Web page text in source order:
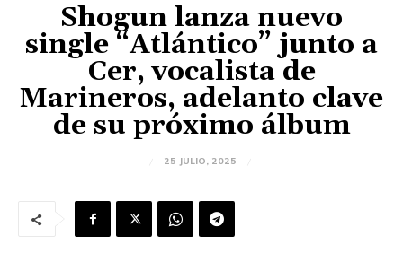
Shogun lanza nuevo
single “Atlántico” junto a
Cer, vocalista de
Marineros, adelanto clave
de su próximo álbum
25 JULIO, 2025